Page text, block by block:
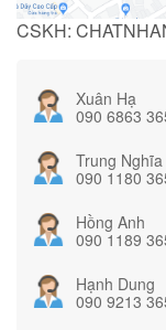
CSKH:
Xuân Hạ
090 6863
Trung Nghĩa
090 1180
Hồng Anh
090 1189
Hạnh Dung
090 9213